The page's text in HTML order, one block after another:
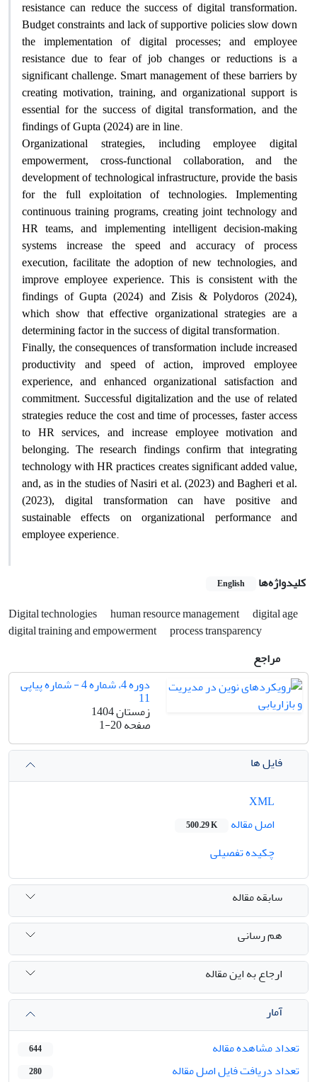
resistance can reduce the success of digital transformation.
Budget constraints and lack of supportive policies slow down
the implementation of digital processes; and employee
resistance due to fear of job changes or reductions is a
significant challenge. Smart management of these barriers by
creating motivation, training, and organizational support is
essential for the success of digital transformation, and the
findings of Gupta (2024) are in line.
Organizational strategies, including employee digital
empowerment, cross-functional collaboration, and the
development of technological infrastructure, provide the basis
for the full exploitation of technologies. Implementing
continuous training programs, creating joint technology and
HR teams, and implementing intelligent decision-making
systems increase the speed and accuracy of process
execution, facilitate the adoption of new technologies, and
improve employee experience. This is consistent with the
findings of Gupta (2024) and Zisis & Polydoros (2024),
which show that effective organizational strategies are a
determining factor in the success of digital transformation.
Finally, the consequences of transformation include increased
productivity and speed of action, improved employee
experience, and enhanced organizational satisfaction and
commitment. Successful digitalization and the use of related
strategies reduce the cost and time of processes, faster access
to HR services, and increase employee motivation and
belonging. The research findings confirm that integrating
technology with HR practices creates significant added value,
and, as in the studies of Nasiri et al. (2023) and Bagheri et al.
(2023), digital transformation can have positive and
sustainable effects on organizational performance and
employee experience.
کلیدواژه‌ها English
Digital technologies human resource management digital age
digital training and empowerment process transparency
مراجع
دوره 4، شماره 4 - شماره پیاپی
11
زمستان 1404
صفحه1-20
فایل ها
اصل مقاله
500.29 K
چکیده تفصیلی
سابقه مقاله
هم رسانی
ارجاع به این مقاله
آمار
تعداد مشاهده مقاله
644
تعداد دریافت فایل اصل مقاله 280